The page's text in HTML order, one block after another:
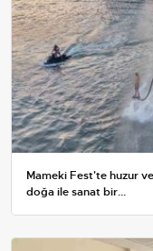
Mameki Fest'te huzur
doğa ile sanat bir...